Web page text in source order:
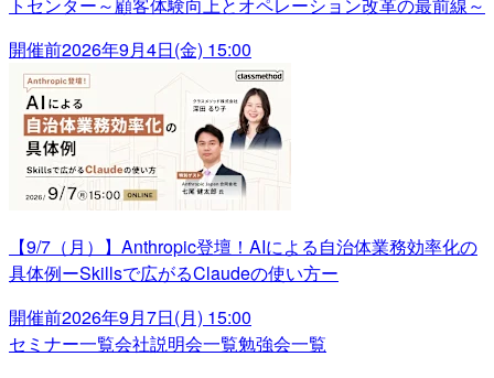
開催前2026年9月4日(金) 15:00
【9/7（月）】Anthropic登壇！AIによる自治体業務効率化の
具体例ーSkillsで広がるClaudeの使い方ー
開催前2026年9月7日(月) 15:00
セミナー一覧会社説明会一覧勉強会一覧